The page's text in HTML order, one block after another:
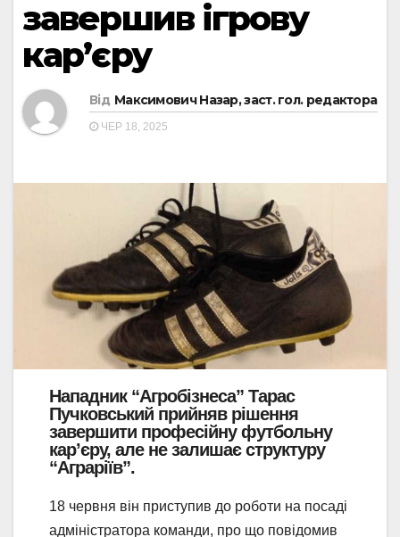
завершив ігрову
кар’єру
Від Максимович Назар, заст. гол. редактора
ЧЕР 18, 2025
Нападник “Агробізнеса” Тарас
Пучковський прийняв рішення
завершити професійну футбольну
кар’єру, але не залишає структуру
“Аграріїв”.
18 червня він приступив до роботи на посаді
адміністратора команди, про що повідомив